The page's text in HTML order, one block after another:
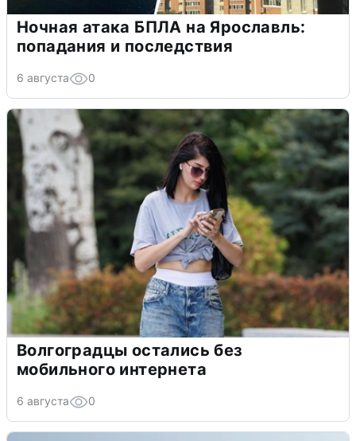
Ночная атака БПЛА на Ярославль:
попадания и последствия
6 августа 0
Волгоградцы остались без
мобильного интернета
6 августа 0